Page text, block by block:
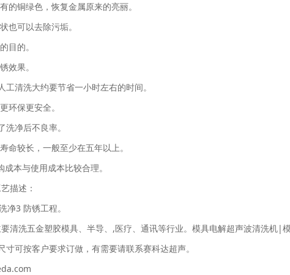
的铜绿色，恢复金属原来的亮丽。
也可以去除污垢。
目的。
效果。
工清洗大约要节省一小时左右的时间。
环保更安全。
净后不良率。
命较长，一般至少在五年以上。
本与使用成本比较合理。
描述：
净3 防锈工程。
清洗五金塑胶模具、半导、,医疗、通讯等行业。模具电解超声波清洗机|
寸可按客户要求订做，有需要请联系赛科达超声。